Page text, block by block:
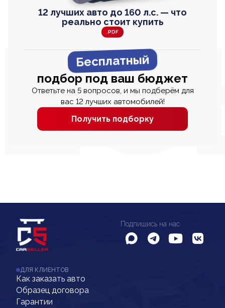
12 лучших авто до 160 л.с. — что
реально стоит купить
.PDF
Бесплатный
подбор под ваш бюджет
Ответьте на 5 вопросов, и мы подберём для
вас 12 лучших автомобилей!
Получить подборку
Подпишись на нас
ДЛЯ КЛИЕНТОВ
Как заказать авто
Образец договора
Гарантии